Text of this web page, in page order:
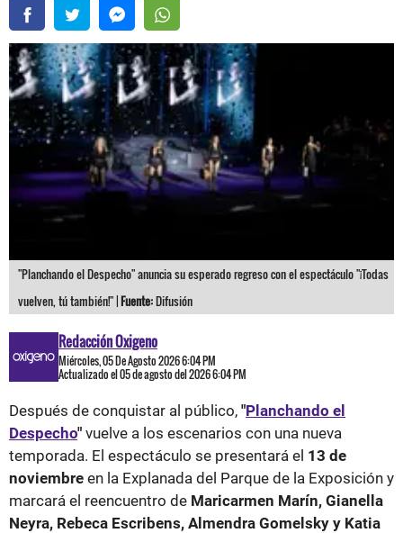
"Planchando el Despecho" anuncia su esperado regreso con el espectáculo "¡Todas
vuelven, tú también!" |Fuente:Difusión
Redacción Oxigeno
Miércoles, 05 De Agosto 2026 6:04 PM
Actualizado el 05 de agosto del 2026 6:04 PM
Después de conquistar al público, "Planchando el
Despecho" vuelve a los escenarios con una nueva
temporada. El espectáculo se presentará el 13 de
noviembre en la Explanada del Parque de la Exposición y
marcará el reencuentro de Maricarmen Marín, Gianella
Neyra, Rebeca Escribens, Almendra Gomelsky y Katia